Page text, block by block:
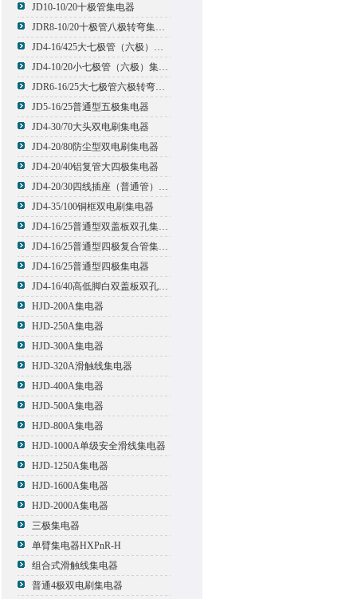
JD10-10/20十极管集电器
JDR8-10/20十极管八极转弯集电器
JD4-16/425大七极管（六极）集电器
JD4-10/20小七极管（六极）集电器
JDR6-16/25大七极管六极转弯集电器
JD5-16/25普通型五极集电器
JD4-30/70大头双电刷集电器
JD4-20/80防尘型双电刷集电器
JD4-20/40铝复管大四极集电器
JD4-20/30四线插座（普通管）集电器
JD4-35/100铜框双电刷集电器
JD4-16/25普通型双盖板双孔集电器
JD4-16/25普通型四极复合管集电器
JD4-16/25普通型四极集电器
JD4-16/40高低脚白双盖板双孔集电器
HJD-200A集电器
HJD-250A集电器
HJD-300A集电器
HJD-320A滑触线集电器
HJD-400A集电器
HJD-500A集电器
HJD-800A集电器
HJD-1000A单级安全滑线集电器
HJD-1250A集电器
HJD-1600A集电器
HJD-2000A集电器
三极集电器
单臂集电器HXPnR-H
组合式滑触线集电器
普通4极双电刷集电器